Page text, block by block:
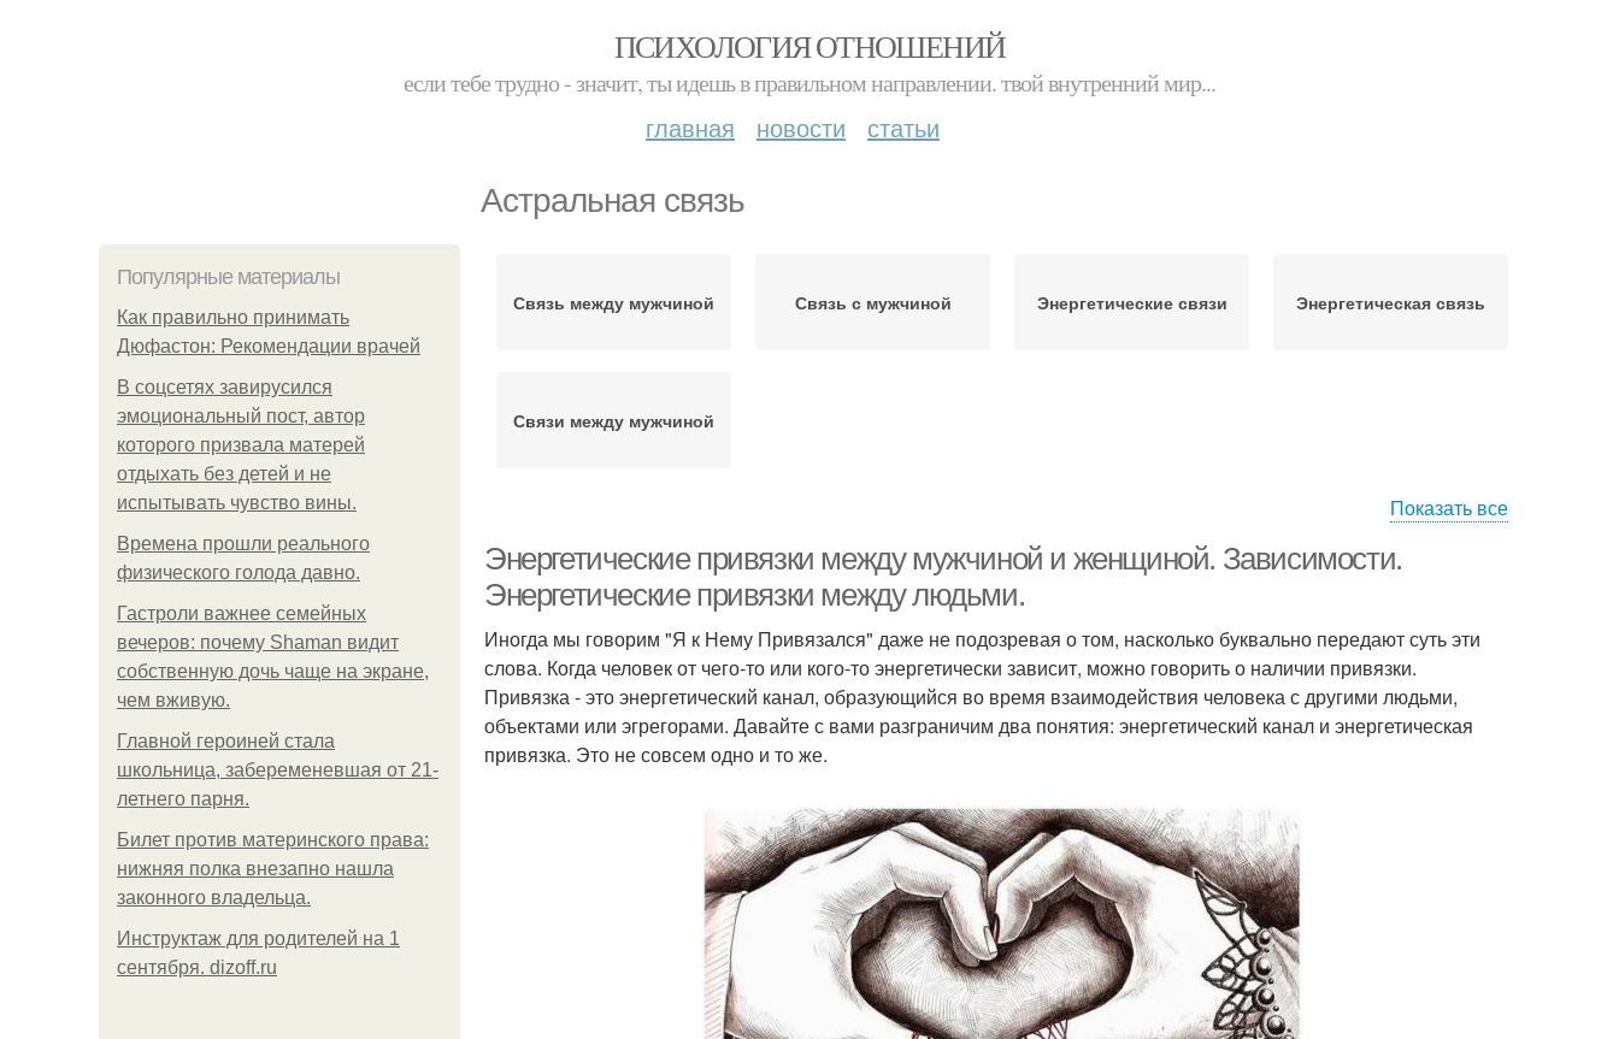
ПСИХОЛОГИЯ ОТНОШЕНИЙ
если тебе трудно - значит, ты идешь в правильном направлении. твой внутренний мир...
главная новости статьи
Астральная связь
Популярные материалы
Как правильно принимать
Дюфастон: Рекомендации врачей
В соцсетях завирусился
эмоциональный пост, автор
которого призвала матерей
отдыхать без детей и не
испытывать чувство вины.
Bpeмена прошли реального
физического голода давно.
Гастроли важнее семейных
вечеров: почему Shaman видит
собственную дочь чаще на экране,
чем вживую.
Главной героиней стала
школьница, забеременевшая от 21-
летнего парня.
Билет против материнского права:
нижняя полка внезапно нашла
законного владельца.
Инструктаж для родителей на 1
сентября. dizoff.ru
Связь между мужчиной Связь с мужчиной Энергетические связи Энергетическая связь
Связи между мужчиной
Показать все
Энергетические привязки между мужчиной и женщиной. Зависимости.
Энергетические привязки между людьми.
Иногда мы говорим "Я к Нему Привязался" даже не подозревая о том, насколько буквально передают суть эти
слова. Когда человек от чего-то или кого-то энергетически зависит, можно говорить о наличии привязки.
Привязка - это энергетический канал, образующийся во время взаимодействия человека с другими людьми,
объектами или эгрегорами. Давайте с вами разграничим два понятия: энергетический канал и энергетическая
привязка. Это не совсем одно и то же.